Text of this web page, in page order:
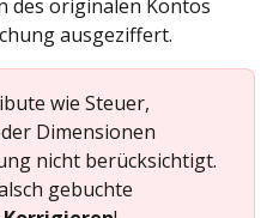
des originalen Kontos
ausgeziffert.
wie Steuer,
Dimensionen
nicht berücksichtigt.
gebuchte